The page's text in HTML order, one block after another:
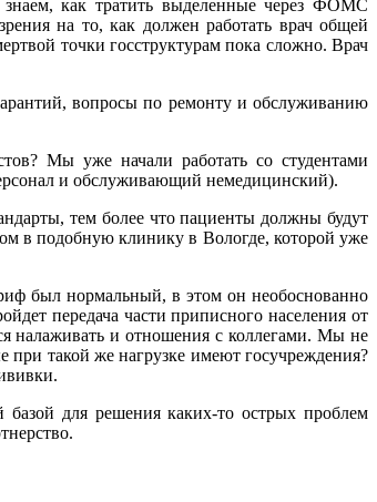
как тратить выделенные через ФОМС
на то, как должен работать врач общей
точки госструктурам пока сложно. Врач
вопросы по ремонту и обслуживанию
Мы уже начали работать со студентами
и обслуживающий немедицинский).
тем более что пациенты должны будут
в подобную клинику в Вологде, которой уже
был нормальный, в этом он необоснованно
передача части приписного населения от
налаживать и отношения с коллегами. Мы не
при такой же нагрузке имеют госучреждения?
для решения каких-то острых проблем